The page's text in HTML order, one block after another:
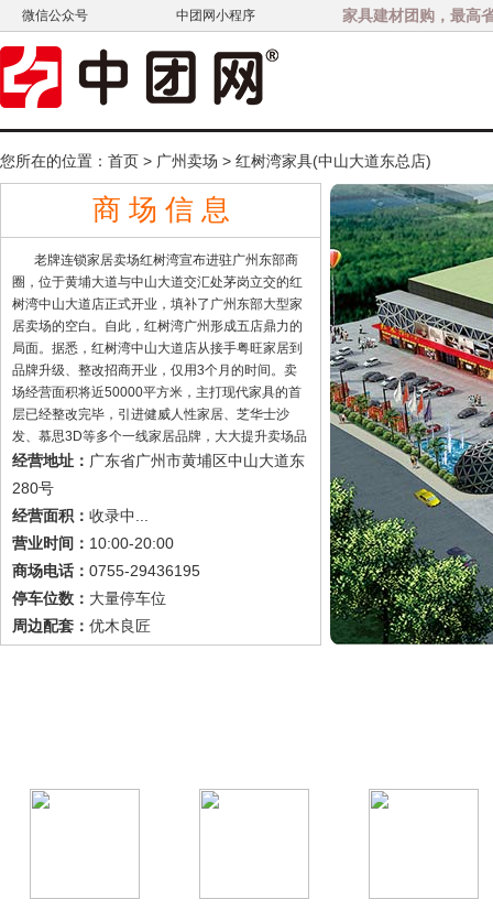
微信公众号 中团网小程序 家具建材团购，最高
您所在的位置： 首页 > 广州卖场 > 红树湾家具(中山大道东总店)
商 场 信 息
老牌连锁家居卖场红树湾宣布进驻广州东部商
圈，位于黄埔大道与中山大道交汇处茅岗立交的红
树湾中山大道店正式开业，填补了广州东部大型家
居卖场的空白。自此，红树湾广州形成五店鼎力的
局面。据悉，红树湾中山大道店从接手粤旺家居到
品牌升级、整改招商开业，仅用3个月的时间。卖
场经营面积将近50000平方米，主打现代家具的首
层已经整改完毕，引进健威人性家居、芝华士沙
发、慕思3D等多个一线家居品牌，大大提升卖场品
质。
经营地址： 广东省广州市黄埔区中山大道东
280号
经营面积： 收录中...
营业时间： 10:00-20:00
商场电话： 0755-29436195
停车位数： 大量停车位
周边配套： 优木良匠